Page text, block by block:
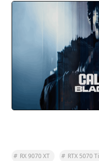
# RX 9070 XT # RTX 5070 Ti